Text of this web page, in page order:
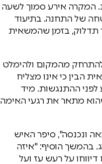
המקרה אירע סמוך לשעה
של התחנה. בתיעוד
תדלוק, בזמן שהמשאית
מהמקום ולהימלט
הבין כי אינו מצליח
ההתנגשות. מיד
מתאר את רגעי האימה
ונכנסה", סיפר האיש
בהמשך הוסיף: "איזה
על רעש עז ועל